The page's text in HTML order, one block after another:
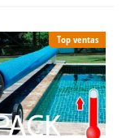
Top ventas